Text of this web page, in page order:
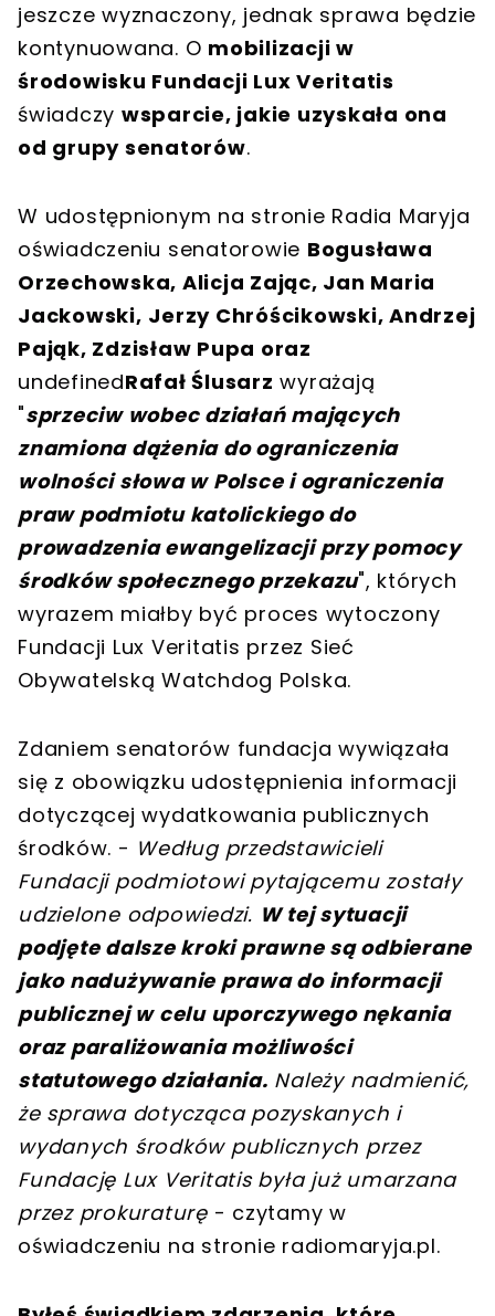
jeszcze wyznaczony, jednak sprawa będzie
kontynuowana. O mobilizacji w
środowisku Fundacji Lux Veritatis
świadczy wsparcie, jakie uzyskała ona
od grupy senatorów.
W udostępnionym na stronie Radia Maryja
oświadczeniu senatorowie Bogusława
Orzechowska, Alicja Zając, Jan Maria
Jackowski, Jerzy Chróścikowski, Andrzej
Pająk, Zdzisław Pupa oraz
undefinedRafał Ślusarz wyrażają
"sprzeciw wobec działań mających
znamiona dążenia do ograniczenia
wolności słowa w Polsce i ograniczenia
praw podmiotu katolickiego do
prowadzenia ewangelizacji przy pomocy
środków społecznego przekazu", których
wyrazem miałby być proces wytoczony
Fundacji Lux Veritatis przez Sieć
Obywatelską Watchdog Polska.
Zdaniem senatorów fundacja wywiązała
się z obowiązku udostępnienia informacji
dotyczącej wydatkowania publicznych
środków. - Według przedstawicieli
Fundacji podmiotowi pytającemu zostały
udzielone odpowiedzi. W tej sytuacji
podjęte dalsze kroki prawne są odbierane
jako nadużywanie prawa do informacji
publicznej w celu uporczywego nękania
oraz paraliżowania możliwości
statutowego działania. Należy nadmienić,
że sprawa dotycząca pozyskanych i
wydanych środków publicznych przez
Fundację Lux Veritatis była już umarzana
przez prokuraturę- czytamy w
oświadczeniu na stronie radiomaryja.pl.